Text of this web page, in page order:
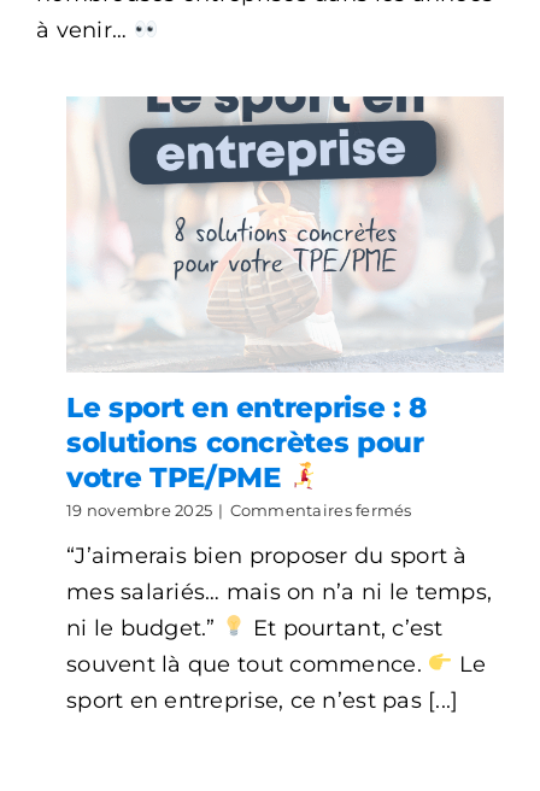
à venir…
Le sport en entreprise : 8
solutions concrètes pour
votre TPE/PME
19 novembre 2025 | Commentaires ferméssur
sport
entreprise
:
solutions
concrètes
pour
“J’aimerais bien proposer du sport à
mes salariés… mais on n’a ni le temps,
ni le budget.”
Et pourtant, c’est
souvent là que tout commence.
Le
sport en entreprise, ce n’est pas [...]